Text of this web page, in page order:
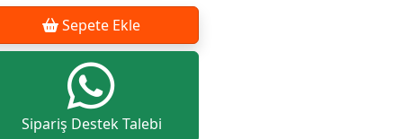
Sepete Ekle
Sipariş Destek Talebi